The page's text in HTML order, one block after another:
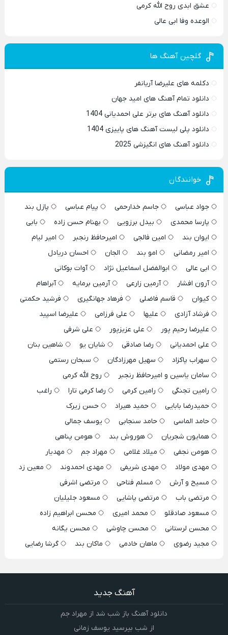
عشق ابدی روح الله کرمی
الوعده وفا ابی عالی
گلچین آهنگ ها
دکلمه های علیرضا آریانفر
دانلود تمام آهنگ های امید جهان
دانلود آهنگ های برتر علی احمدیانی 1404
دانلود پلی لیست آهنگ های پاییزی 1404
دانلود آهنگ های انگیزشی 2025
خوانندگان
جواد عباسی جاسم خدارحمی پیام عباسی
پازل بند
پارسا محمدی
بیدل برزویی بهنام حسن زاده
بابی
ایوان بند
امین فالجی امیرحافظ رنجبر
امیر لیام
امیر رمضانی
امو بند الجان
احسان دریادل
ابی عالی
ابوالفضل اسماعیل نژاد
آوات بوکانی
آرون افشار
آرمین زارعی آرمین برمایه
آبراهام
کیوان
قاسم فاضلی فرهاد جهانگیری
فرشید حکمتی
فرشاد آزادی
علیها علی فرزامی
علیرضا اسپید
علیرضا رحیم پور
علی عزیزپور
علی شرفی
علی احمدیانی
رضا صادقی شایان یو
شاهین بنان
سهراب پاکزاد
سهیل مهرزادگان
سبحان رستمی
سامان یاسین و امیرحافظ رنجبر
روح الله کرمی
رامین تجنگی
رامین کرمی رضا کرمی تارا
راغب
حمیدرضا بابایی
حمید هیراد
حسن زیرک
حامد الماسی
حامد سنجابی
یوسف جمالی
همایون شجریان
هوروش بند
هومن پناهی
هومن نجفی
میلاد غلامی مهراد جم
مهدیار
مهدی مولاد
مهدی شریفی مهدی احمدوند
معین زد
مسیح و آرش
مسلم فتاحی
مرتضی اشرفی
مرتضی باب
مرتضی پاشایی
مسعود جلیلیان
مسعود صادقلو
محمد امیری
محسن ابراهیم زاده
محسن لرستانی
محسن چاوشی
محسن یگانه
مجید رضوی
ماهان خادمی ماکان بند گرشا رضایی
آهنگ جدید
دانلود آهنگ باز شب شد از مهراد جم
از شب بپرسید یوسف زمانی